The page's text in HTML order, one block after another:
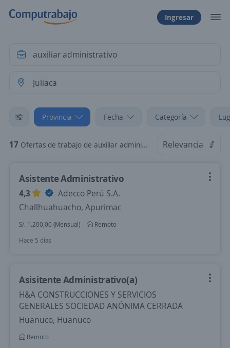
Ingresar
Provincia Fecha Categoría
17 Ofertas de trabajo de auxiliar administrativo en Juliaca, Puno Relevancia
Asistente Administrativo
4,3
Adecco Perú S.A.
Challhuahuacho, Apurimac
S/. 1.200,00 (Mensual)
Remoto
Hace 5 días
Asisitente Administrativo(a)
H&A CONSTRUCCIONES Y SERVICIOS
GENERALES SOCIEDAD ANÓNIMA CERRADA
Huanuco, Huanuco
Remoto